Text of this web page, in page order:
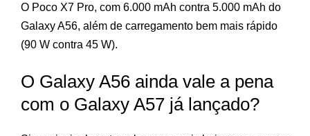
O Poco X7 Pro, com 6.000 mAh contra 5.000 mAh do
Galaxy A56, além de carregamento bem mais rápido
(90 W contra 45 W).
O Galaxy A56 ainda vale a pena
com o Galaxy A57 já lançado?